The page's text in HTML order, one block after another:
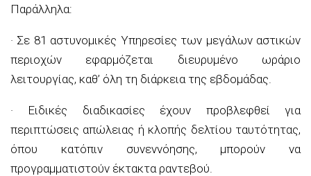
Παράλληλα:
· Σε 81 αστυνομικές Υπηρεσίες των μεγάλων αστικών
περιοχών εφαρμόζεται διευρυμένο ωράριο
λειτουργίας, καθ’ όλη τη διάρκεια της εβδομάδας.
· Ειδικές διαδικασίες έχουν προβλεφθεί για
περιπτώσεις απώλειας ή κλοπής δελτίου ταυτότητας,
όπου κατόπιν συνεννόησης, μπορούν να
προγραμματιστούν έκτακτα ραντεβού.